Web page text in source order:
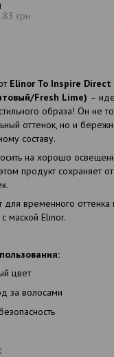
грн
Elinor To Inspire Direct
Fresh Lime) –
образа! Он не
оттенок, но и
составу.
на хорошо
продукт сохраняет
временного оттенка
маской Elinor.
цвет
за волосами